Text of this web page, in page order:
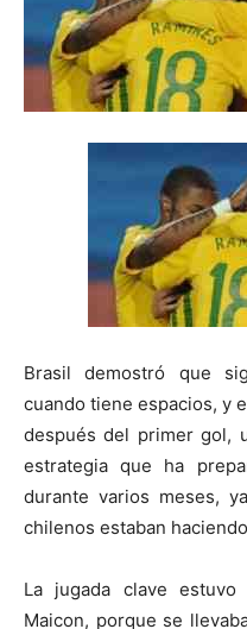
Brasil demostró que
cuando tiene espacios, y
después del primer gol,
estrategia que ha
durante varios meses,
chilenos estaban
La jugada clave
Maicon, porque se